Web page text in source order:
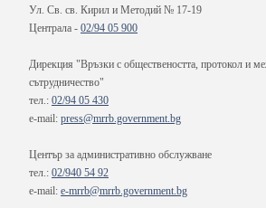
Ул. Св. св. Кирил и Методий № 17-19
Централа - 02/94 05 900
Дирекция "Връзки с обществеността, протокол и
сътрудничество"
тел.: 02/94 05 430
e-mail: press@mrrb.government.bg
Център за административно обслужване
тел.: 02/940 54 92
e-mail: e-mrrb@mrrb.government.bg